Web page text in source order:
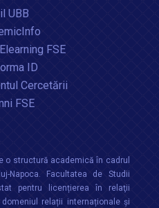
UBB
FSE
ID
Cercetării
FSE
o structură academică în cadrul
Napoca. Facultatea de Studii
pentru licențierea în relaţii
relații internaționale şi